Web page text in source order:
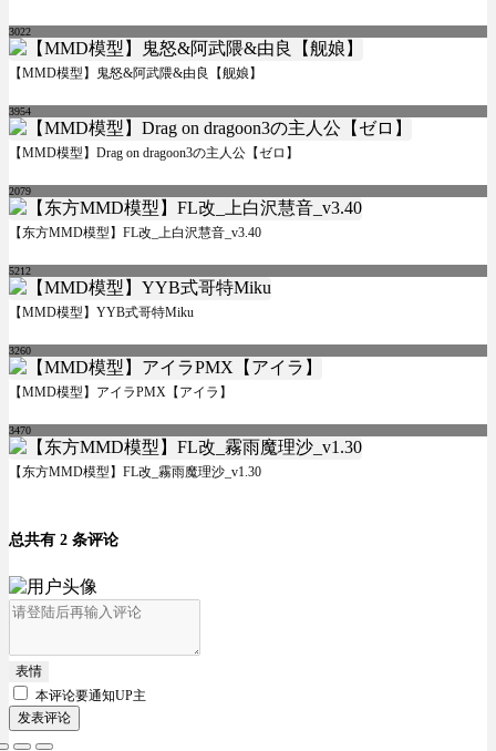
3022
【MMD模型】鬼怒&阿武隈&由良【舰娘】
3954
【MMD模型】Drag on dragoon3の主人公【ゼロ】
2079
【东方MMD模型】FL改_上白沢慧音_v3.40
5212
【MMD模型】YYB式哥特Miku
3260
【MMD模型】アイラPMX【アイラ】
3470
【东方MMD模型】FL改_霧雨魔理沙_v1.30
总共有 2 条评论
表情
本评论要通知UP主
发表评论